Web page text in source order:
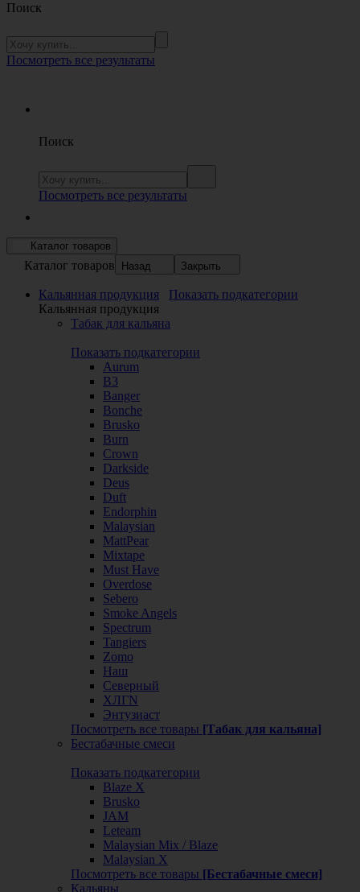
Поиск
Посмотреть все результаты
Поиск
Посмотреть все результаты
Каталог товаров
Каталог товаров Назад Закрыть
Кальянная продукция
Показать подкатегории
Кальянная продукция
Табак для кальяна
Показать подкатегории
Aurum
B3
Banger
Bonche
Brusko
Burn
Crown
Darkside
Deus
Duft
Endorphin
Malaysian
MattPear
Mixtape
Must Have
Overdose
Sebero
Smoke Angels
Spectrum
Tangiers
Zomo
Наш
Северный
ХЛГN
Энтузиаст
Посмотреть все товары [Табак для кальяна]
Бестабачные смеси
Показать подкатегории
Blaze X
Brusko
JAM
Leteam
Malaysian Mix / Blaze
Malaysian X
Посмотреть все товары [Бестабачные смеси]
Кальяны